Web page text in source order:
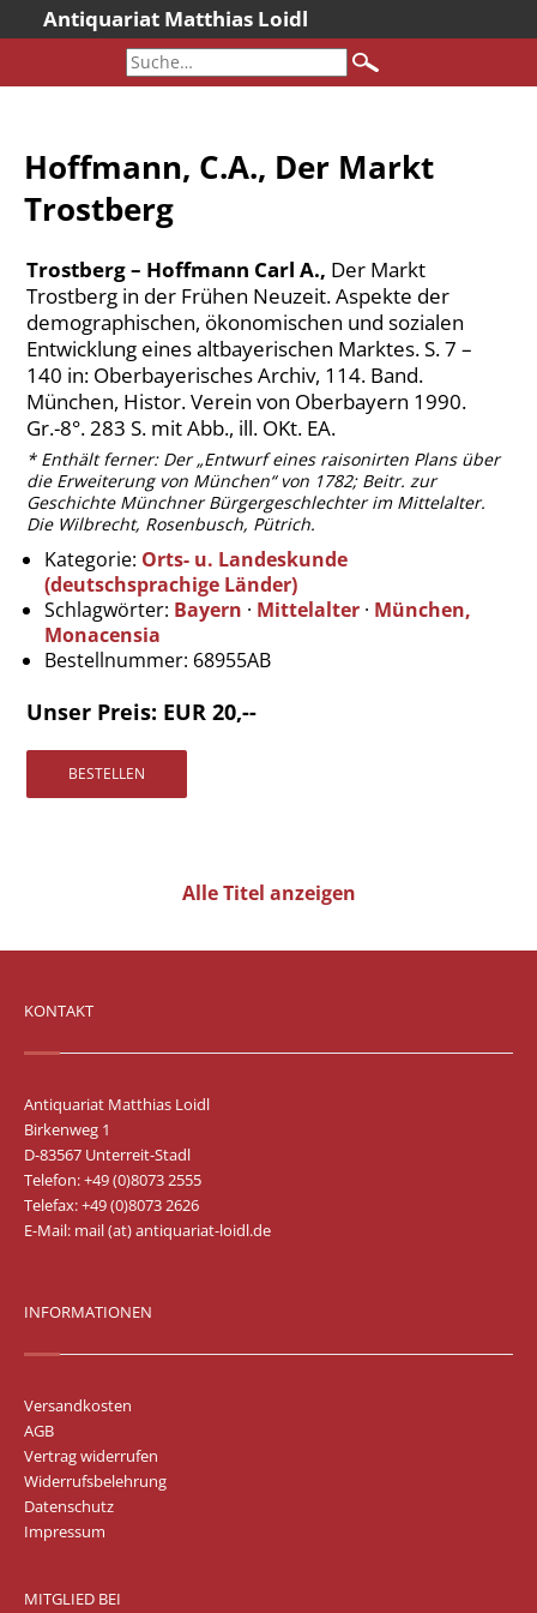
Antiquariat Matthias Loidl
Aktuelles
Neueingänge
Gesamtbestand
Katalogarchiv
Newsletter
Über uns
Kontakt
Warenkorb
Versandkosten
AGB
Vertrag widerrufen
Widerrufsbelehrung
Datenschutz
Impressum
Hoffmann, C.A., Der Markt
Trostberg
Trostberg – Hoffmann Carl A., Der Markt
Trostberg in der Frühen Neuzeit. Aspekte der
demographischen, ökonomischen und sozialen
Entwicklung eines altbayerischen Marktes. S. 7 –
140 in: Oberbayerisches Archiv, 114. Band.
München, Histor. Verein von Oberbayern 1990.
Gr.-8°. 283 S. mit Abb., ill. OKt. EA.
* Enthält ferner: Der „Entwurf eines raisonirten Plans über
die Erweiterung von München“ von 1782; Beitr. zur
Geschichte Münchner Bürgergeschlechter im Mittelalter.
Die Wilbrecht, Rosenbusch, Pütrich.
Kategorie: Orts- u. Landeskunde
(deutschsprachige Länder)
Schlagwörter: Bayern · Mittelalter · München,
Monacensia
Bestellnummer: 68955AB
Unser Preis: EUR 20,--
Alle Titel anzeigen
KONTAKT
Antiquariat Matthias Loidl
Birkenweg 1
D-83567 Unterreit-Stadl
Telefon: +49 (0)8073 2555
Telefax: +49 (0)8073 2626
E-Mail: mail (at) antiquariat-loidl.de
INFORMATIONEN
Versandkosten
AGB
Vertrag widerrufen
Widerrufsbelehrung
Datenschutz
Impressum
MITGLIED BEI